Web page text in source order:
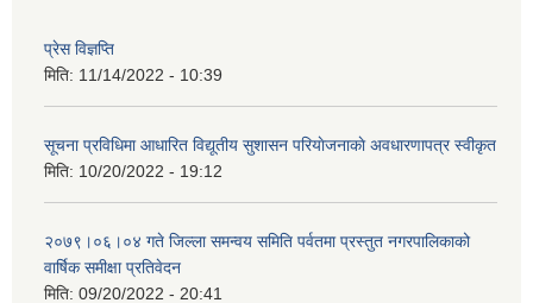
प्रेस विज्ञप्ति
मिति: 11/14/2022 - 10:39
सूचना प्रविधिमा आधारित विद्यूतीय सुशासन परियाेजनाकाे अवधारणापत्र स्वीकृत
मिति: 10/20/2022 - 19:12
२०७९।०६।०४ गते जिल्ला समन्वय समिति पर्वतमा प्रस्तुत नगरपालिकाको
वार्षिक समीक्षा प्रतिवेदन
मिति: 09/20/2022 - 20:41